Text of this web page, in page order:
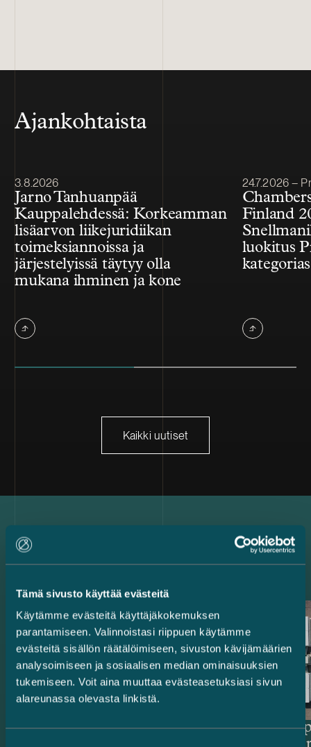
Tämä sivusto käyttää evästeitä
Käytämme evästeitä käyttäjäkokemuksen
parantamiseen. Valinnoistasi riippuen käytämme
evästeitä sisällön räätälöimiseen, sivuston kävijämäärien
analysoimiseen ja sosiaalisen median ominaisuuksien
tukemiseen. Voit aina muuttaa evästeasetuksiasi sivun
alareunassa olevasta linkistä.
Ajankohtaista
Julkaistu
3.8.2026
Jarno Tanhuanpää
Kauppalehdessä: Korkeamman
lisäarvon liikejuridiikan
toimeksiannoissa ja
järjestelyissä täytyy olla
mukana ihminen ja kone
Julkaistu
24.7.2026 –
Finland
luokitus
Kaikki uutiset
Uusimmat referenssit
Rahoittajat ja
Delta